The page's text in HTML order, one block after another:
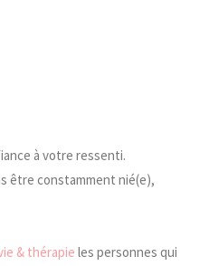
à votre ressenti.
être constamment nié(e),
& thérapie les personnes qui